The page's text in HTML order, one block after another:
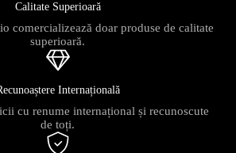
Calitate Superioară
comercializează doar produse de calitate
superioară.
Internațională
cu renume internațional și recunoscute
de toți.